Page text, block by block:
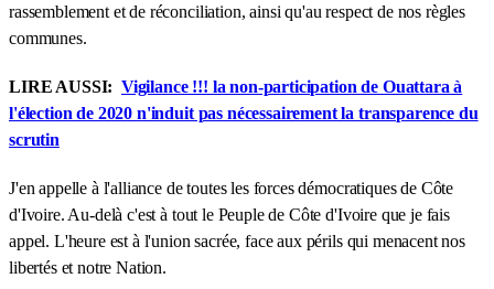
rassemblement et de réconciliation, ainsi qu'au respect de nos règles
communes.
LIRE AUSSI: Vigilance !!! la non-participation de Ouattara à
l'élection de 2020 n'induit pas nécessairement la transparence du
scrutin
J'en appelle à l'alliance de toutes les forces démocratiques de Côte
d'Ivoire. Au-delà c'est à tout le Peuple de Côte d'Ivoire que je fais
appel. L'heure est à l'union sacrée, face aux périls qui menacent nos
libertés et notre Nation.